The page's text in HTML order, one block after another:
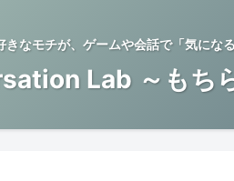
なモチが、ゲームや会話で「気にな
Lab ～もち